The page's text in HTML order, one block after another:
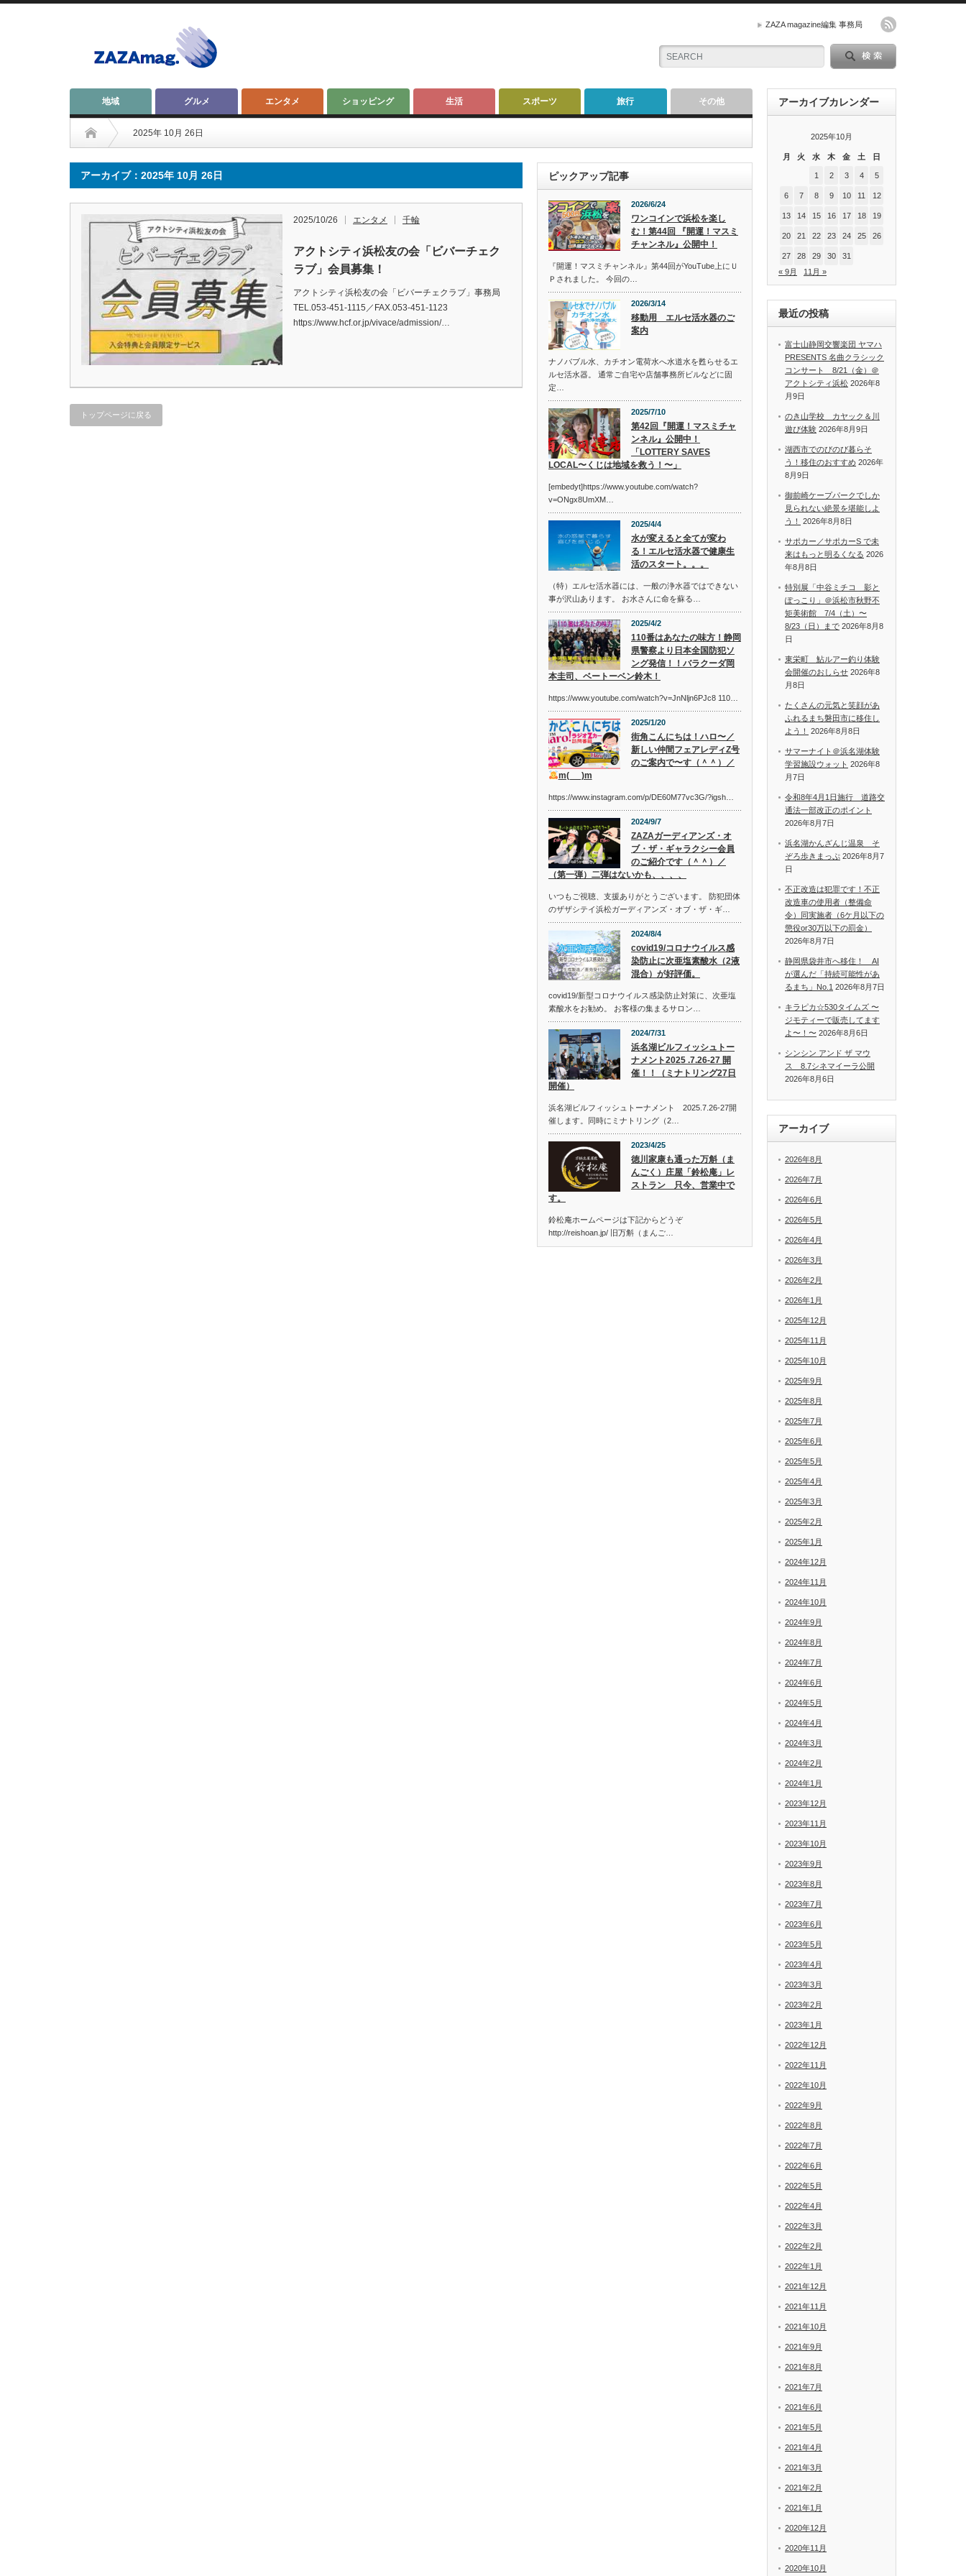
ZAZA magazine編集 事務局
地域 グルメ エンタメ ショッピング 生活 スポーツ 旅行 その他
2025年 10月 26日
アーカイブ：2025年 10月 26日
2025/10/26 エンタメ 千輪
アクトシティ浜松友の会「ビバーチェク
ラブ」会員募集！
アクトシティ浜松友の会「ビバーチェクラブ」事務局
TEL.053-451-1115／FAX.053-451-1123
https://www.hcf.or.jp/vivace/admission/…
トップページに戻る
ピックアップ記事
2026/6/24
ワンコインで浜松を楽し
む！第44回 『開運！マスミ
チャンネル』公開中！
『開運！マスミチャンネル』第44回がYouTube上にＵ
Ｐされました。 今回の…
2026/3/14
移動用 エルセ活水器のご
案内
ナノバブル水、カチオン電荷水へ水道水を甦らせるエ
ルセ活水器。 通常ご自宅や店舗事務所ビルなどに固
定…
2025/7/10
第42回『開運！マスミチャ
ンネル』公開中！
「LOTTERY SAVES
LOCAL〜くじは地域を救う！〜」
[embedyt]https://www.youtube.com/watch?
v=ONgx8UmXM…
2025/4/4
水が変えると全てが変わ
る！エルセ活水器で健康生
活のスタート。。。
（特）エルセ活水器には、一般の浄水器ではできない
事が沢山あります。 お水さんに命を蘇る…
2025/4/2
110番はあなたの味方！静岡
県警察より日本全国防犯ソ
ング発信！！バラクーダ岡
本圭司、ベートーベン鈴木！
https://www.youtube.com/watch?v=JnNljn6PJc8 110…
2025/1/20
街角こんにちは！ハロ〜／
新しい仲間フェアレディZ号
のご案内で〜す（＾＾）／
m(_ _)m
https://www.instagram.com/p/DE60M77vc3G/?igsh…
2024/9/7
ZAZAガーディアンズ・オ
ブ・ザ・ギャラクシー会員
のご紹介です（＾＾）／
（第一弾）二弾はないかも、、、、
いつもご視聴、支援ありがとうございます。 防犯団体
のザザシテイ浜松ガーディアンズ・オブ・ザ・ギ…
2024/8/4
covid19/コロナウイルス感
染防止に次亜塩素酸水（2液
混合）が好評価。
covid19/新型コロナウイルス感染防止対策に、次亜塩
素酸水をお勧め。 お客様の集まるサロン…
2024/7/31
浜名湖ビルフィッシュトー
ナメント2025 .7.26-27 開
催！！（ミナトリング27日
開催）
浜名湖ビルフィッシュトーナメント 2025.7.26-27開
催します。同時にミナトリング（2…
2023/4/25
徳川家康も通った万斛（ま
んごく）庄屋「鈴松庵」レ
ストラン 只今、営業中で
す。
鈴松庵ホームページは下記からどうぞ
http://reishoan.jp/ 旧万斛（まんご…
アーカイブカレンダー
2025年10月
月 火 水 木 金 土 日
1 2 3 4 5
6 7 8 9 10 11 12
13 14 15 16 17 18 19
20 21 22 23 24 25 26
27 28 29 30
31
« 9月
11月 »
最近の投稿
富士山静岡交響楽団 ヤマハ
PRESENTS 名曲クラシック
コンサート 8/21（金）＠
アクトシティ浜松 2026年8
月9日
のき山学校 カヤック＆川
遊び体験 2026年8月9日
湖西市でのびのび暮らそ
う！移住のおすすめ 2026年
8月9日
御前崎ケープパークでしか
見られない絶景を堪能しよ
う！
2026年8月8日
サポカー／サポカーS で未
来はもっと明るくなる 2026
年8月8日
特別展「中谷ミチコ 影と
ぽっこり」＠浜松市秋野不
矩美術館 7/4（土）〜
8/23（日）まで 2026年8月8
日
東栄町 鮎ルアー釣り体験
会開催のおしらせ 2026年8
月8日
たくさんの元気と笑顔があ
ふれるまち磐田市に移住し
よう！
2026年8月8日
サマーナイト＠浜名湖体験
学習施設ウォット 2026年8
月7日
令和8年4月1日施行 道路交
通法一部改正のポイント
2026年8月7日
浜名湖かんざんじ温泉 そ
ぞろ歩きまっぷ 2026年8月7
日
不正改造は犯罪です！不正
改造車の使用者（整備命
令）同実施者（6ケ月以下の
懲役or30万以下の罰金）
2026年8月7日
静岡県袋井市へ移住！ AI
が選んだ「持続可能性があ
るまち」No.1 2026年8月7日
キラピカ☆530タイムズ 〜
ジモティーで販売してます
よ〜！〜 2026年8月6日
シンシン アンド ザ マウ
ス 8.7シネマイーラ公開
2026年8月6日
アーカイブ
2026年8月
2026年7月
2026年6月
2026年5月
2026年4月
2026年3月
2026年2月
2026年1月
2025年12月
2025年11月
2025年10月
2025年9月
2025年8月
2025年7月
2025年6月
2025年5月
2025年4月
2025年3月
2025年2月
2025年1月
2024年12月
2024年11月
2024年10月
2024年9月
2024年8月
2024年7月
2024年6月
2024年5月
2024年4月
2024年3月
2024年2月
2024年1月
2023年12月
2023年11月
2023年10月
2023年9月
2023年8月
2023年7月
2023年6月
2023年5月
2023年4月
2023年3月
2023年2月
2023年1月
2022年12月
2022年11月
2022年10月
2022年9月
2022年8月
2022年7月
2022年6月
2022年5月
2022年4月
2022年3月
2022年2月
2022年1月
2021年12月
2021年11月
2021年10月
2021年9月
2021年8月
2021年7月
2021年6月
2021年5月
2021年4月
2021年3月
2021年2月
2021年1月
2020年12月
2020年11月
2020年10月